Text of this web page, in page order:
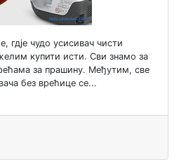
гдје чудо усисивач чисти
купити исти. Сви знамо за
за прашину. Међутим, све
без врећице се...